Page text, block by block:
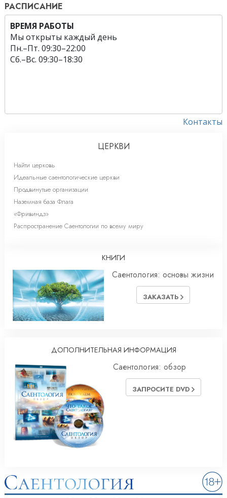
РАСПИСАНИЕ
ВРЕМЯ РАБОТЫ
Мы открыты каждый день
Пн.–Пт. 09:30–22:00
Сб.–Вс. 09:30–18:30
Контакты
ЦЕРКВИ
Найти церковь
Идеальные саентологические церкви
Продвинутые организации
Наземная база Флага
«Фривиндз»
Распространение Саентологии по всему миру
КНИГИ
Саентология: основы жизни
ЗАКАЗАТЬ
ДОПОЛНИТЕЛЬНАЯ ИНФОРМАЦИЯ
Саентология: обзор
ЗАПРОСИТЕ DVD